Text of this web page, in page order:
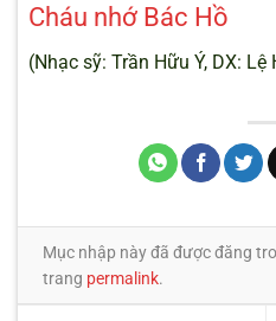
Cháu nhớ Bác Hồ
(Nhạc sỹ: Trần Hữu Ý, DX: Lệ
Mục nhập này đã được đăng
trang permalink.